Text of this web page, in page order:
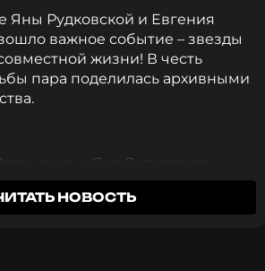
Яны Рудковской и Евгения
важное событие – звезды
жизни! В честь
пара поделилась архивными
и Яна Рудковская
жених и невеста не
НОВОСТЬ